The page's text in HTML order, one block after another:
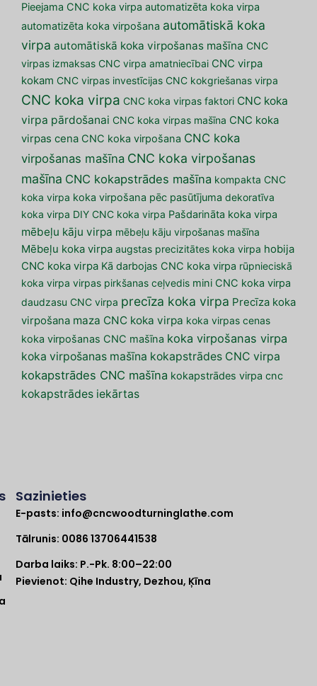
Pieejama CNC koka virpa automatizēta koka virpa
automatizēta koka virpošana automātiskā koka
virpa automātiskā koka virpošanas mašīna CNC
virpas izmaksas CNC virpa amatniecībai CNC virpa
kokam CNC virpas investīcijas CNC kokgriešanas virpa
CNC koka virpa CNC koka virpas faktori CNC koka
virpa pārdošanai CNC koka virpas mašīna CNC koka
virpas cena CNC koka virpošana CNC koka
virpošanas mašīna CNC koka virpošanas
mašīna CNC kokapstrādes mašīna kompakta CNC
koka virpa koka virpošana pēc pasūtījuma dekoratīva
koka virpa DIY CNC koka virpa Pašdarināta koka virpa
mēbeļu kāju virpa mēbeļu kāju virpošanas mašīna
Mēbeļu koka virpa augstas precizitātes koka virpa hobija
CNC koka virpa Kā darbojas CNC koka virpa rūpnieciskā
koka virpa virpas pirkšanas ceļvedis mini CNC koka virpa
daudzasu CNC virpa precīza koka virpa Precīza koka
virpošana maza CNC koka virpa koka virpas cenas
koka virpošanas CNC mašīna koka virpošanas virpa
koka virpošanas mašīna kokapstrādes CNC virpa
kokapstrādes CNC mašīna kokapstrādes virpa cnc
kokapstrādes iekārtas
Sazinieties
E-pasts: info@cncwoodturninglathe.com
Tālrunis: 0086 13706441538
Darba laiks: P.-Pk. 8:00–22:00
Pievienot: Qihe Industry, Dezhou, Ķīna